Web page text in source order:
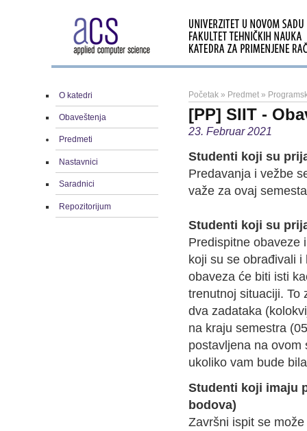
O katedri
Obaveštenja
Predmeti
Nastavnici
Saradnici
Repozitorijum
Početak » Predmet »
[PP] SIIT -
23. Februar 2021
Studenti koji su
Predavanja i vežbe
važe za ovaj
Studenti koji su
Predispitne obaveze
koji su se obrađivali
obaveza će biti isti
trenutnoj situaciji. To
dva zadataka
na kraju semestra
postavljena na ovom
ukoliko vam bude
Studenti koji imaju
bodova)
Završni ispit se